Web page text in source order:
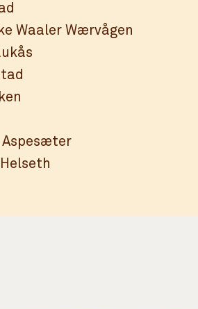
Waaler Wærvågen
Aspesæter